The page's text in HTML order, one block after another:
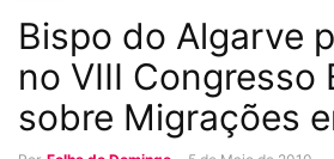
Bispo do Algarve
no VIII Congresso
sobre Migrações